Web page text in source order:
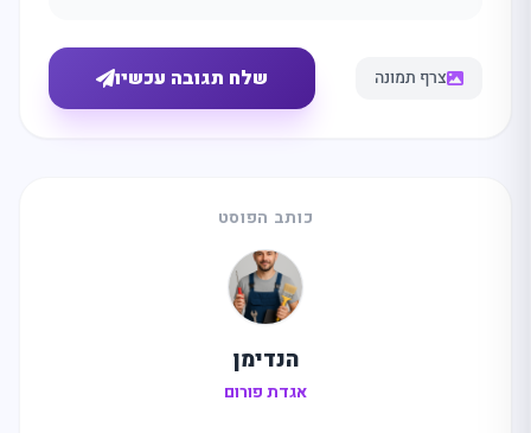
מחפשים
צרף תמונה שלח תגובה עכשיו
כותב הפוסט
הנדימן
אגדת פורום